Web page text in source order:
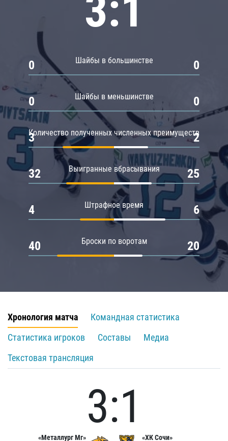
3:1
Шайбы в большинстве
0 0
Шайбы в меньшинстве
0 0
Количество полученных численных преимуществ
3 2
Выигранные вбрасывания
32 25
Штрафное время
4 6
Броски по воротам
40 20
Хронология матча
Командная статистика
Статистика игроков
Составы
Медиа
Текстовая трансляция
«Металлург Мг»
3:1
«ХК Сочи»